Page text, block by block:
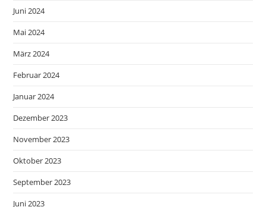
Juni 2024
Mai 2024
März 2024
Februar 2024
Januar 2024
Dezember 2023
November 2023
Oktober 2023
September 2023
Juni 2023